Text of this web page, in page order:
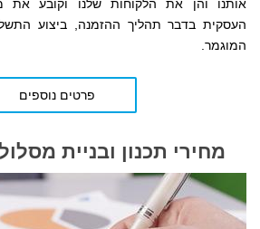
אותנו והן את הלקוחות שלנו וקובע את
העסקית בדבר תהליך ההזמנה, ביצוע
המוגמר.
פרטים נוספים
מחירי תכנון ובניית